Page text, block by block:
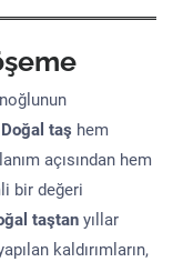
Doğal taş hem
açısından hem
bir değeri
taştan yıllar
kaldırımların,